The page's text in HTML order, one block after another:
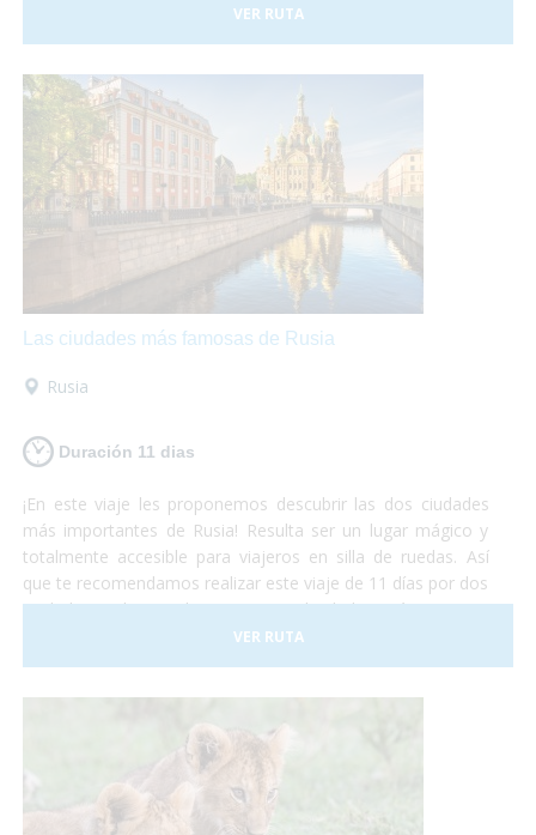
Ámsterdam, Berlín, Praga, Budapest y Roma
todas muy diferentes entre sí y cada una es más hermosa
ensueño.Resulta que Europa es un
personas con movilidad reducida ya que contamos con
hoteles, transportes y todo tipo de
actividades accesibles.
¡No lo duden más y atrévanse a
descubrir el continente europeo! Unas vacaciones
que las disfrutarán al máximo mientras se
maravillan con la belleza de estos lugares y conocen
culturas totalmente diferentes aunque se encuentren a
pocos cientos de kilómetros entre ellas.
encantará!
VER RUTA
Las ciudades más famosas de Rusia
Rusia
Duración 11 dias
¡En este viaje les proponemos descubrir las dos ciudades
más importantes de Rusia! Resulta ser un lugar mágico y
totalmente accesible para viajeros en silla de ruedas. Así
que te recomendamos realizar este viaje de 11 días por dos
ciudades realmente hermosas. No lo dudes más y vete a
conocer las principales ciudades rusas, ¡dejamos el resto
para otra aventura!¡Sólo preocúpate por disfrutar al
VER RUTA